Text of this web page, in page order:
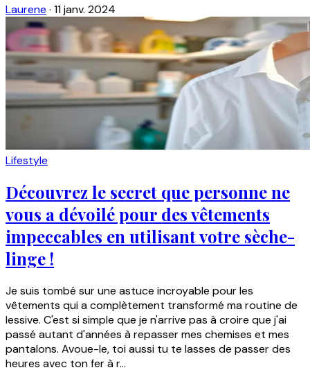
Laurene · 11 janv. 2024
Lifestyle
Découvrez le secret que personne ne
vous a dévoilé pour des vêtements
impeccables en utilisant votre sèche-
linge !
Je suis tombé sur une astuce incroyable pour les
vêtements qui a complètement transformé ma routine de
lessive. C'est si simple que je n'arrive pas à croire que j'ai
passé autant d'années à repasser mes chemises et mes
pantalons. Avoue-le, toi aussi tu te lasses de passer des
heures avec ton fer à r...